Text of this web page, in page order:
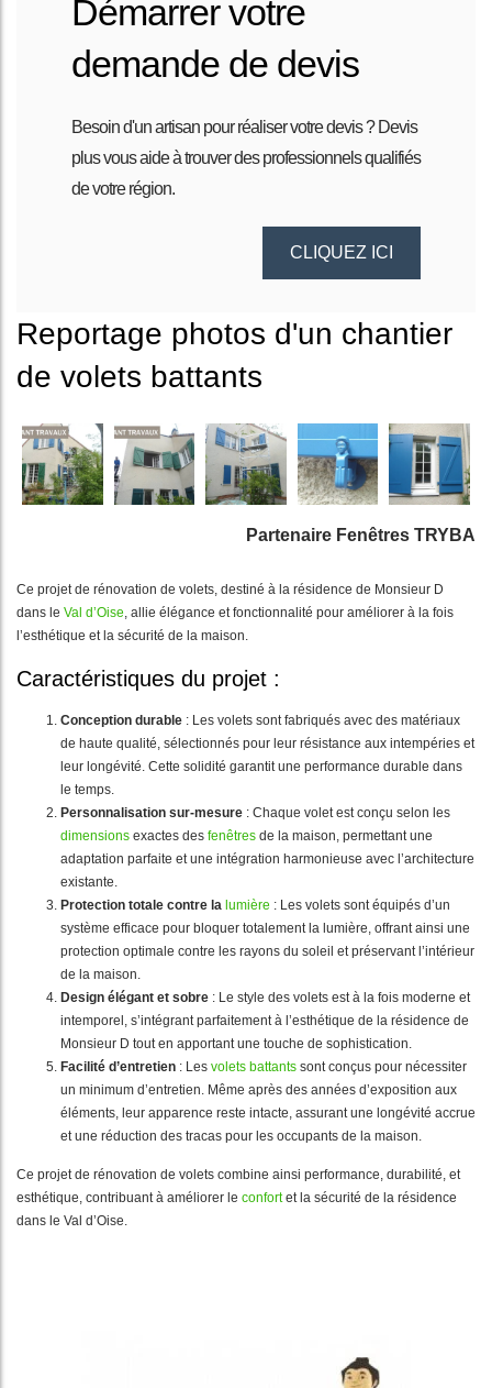
Démarrer votre
demande de devis
Besoin d'un artisan pour réaliser votre devis ? Devis
plus vous aide à trouver des professionnels qualifiés
de votre région.
CLIQUEZ ICI
Reportage photos d'un chantier
de volets battants
Partenaire Fenêtres TRYBA
Ce projet de rénovation de volets, destiné à la résidence de Monsieur D
dans le Val d’Oise , allie élégance et fonctionnalité pour améliorer à la fois
l’esthétique et la sécurité de la maison.
Caractéristiques du projet :
Conception durable : Les volets sont fabriqués avec des matériaux
de haute qualité, sélectionnés pour leur résistance aux intempéries et
leur longévité. Cette solidité garantit une performance durable dans
le temps.
Personnalisation sur-mesure : Chaque volet est conçu selon les
dimensions exactes des fenêtres de la maison, permettant une
adaptation parfaite et une intégration harmonieuse avec l’architecture
existante.
Protection totale contre la lumière : Les volets sont équipés d’un
système efficace pour bloquer totalement la lumière, offrant ainsi une
protection optimale contre les rayons du soleil et préservant l’intérieur
de la maison.
Design élégant et sobre : Le style des volets est à la fois moderne et
intemporel, s’intégrant parfaitement à l’esthétique de la résidence de
Monsieur D tout en apportant une touche de sophistication.
Facilité d’entretien : Les volets battants sont conçus pour nécessiter
un minimum d’entretien. Même après des années d’exposition aux
éléments, leur apparence reste intacte, assurant une longévité accrue
et une réduction des tracas pour les occupants de la maison.
Ce projet de rénovation de volets combine ainsi performance, durabilité, et
esthétique, contribuant à améliorer le confortet la sécurité de la résidence
dans le Val d’Oise.